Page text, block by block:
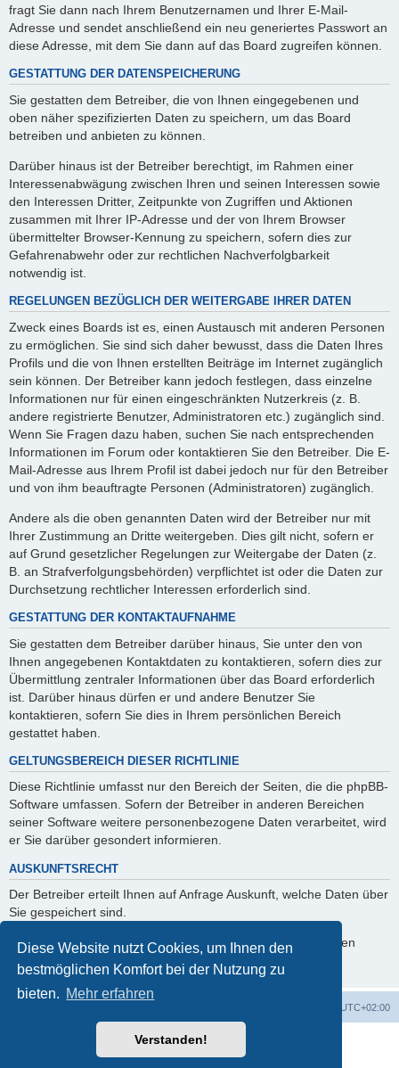
Diese Website nutzt Cookies, um Ihnen den
bestmöglichen Komfort bei der Nutzung zu
bieten. Mehr erfahren
Verstanden!
fragt Sie dann nach Ihrem Benutzernamen und Ihrer E-Mail-
Adresse und sendet anschließend ein neu generiertes Passwort an
diese Adresse, mit dem Sie dann auf das Board zugreifen können.
GESTATTUNG DER DATENSPEICHERUNG
Sie gestatten dem Betreiber, die von Ihnen eingegebenen und
oben näher spezifizierten Daten zu speichern, um das Board
betreiben und anbieten zu können.
Darüber hinaus ist der Betreiber berechtigt, im Rahmen einer
Interessenabwägung zwischen Ihren und seinen Interessen sowie
den Interessen Dritter, Zeitpunkte von Zugriffen und Aktionen
zusammen mit Ihrer IP-Adresse und der von Ihrem Browser
übermittelter Browser-Kennung zu speichern, sofern dies zur
Gefahrenabwehr oder zur rechtlichen Nachverfolgbarkeit
notwendig ist.
REGELUNGEN BEZÜGLICH DER WEITERGABE IHRER DATEN
Zweck eines Boards ist es, einen Austausch mit anderen Personen
zu ermöglichen. Sie sind sich daher bewusst, dass die Daten Ihres
Profils und die von Ihnen erstellten Beiträge im Internet zugänglich
sein können. Der Betreiber kann jedoch festlegen, dass einzelne
Informationen nur für einen eingeschränkten Nutzerkreis (z. B.
andere registrierte Benutzer, Administratoren etc.) zugänglich sind.
Wenn Sie Fragen dazu haben, suchen Sie nach entsprechenden
Informationen im Forum oder kontaktieren Sie den Betreiber. Die E-
Mail-Adresse aus Ihrem Profil ist dabei jedoch nur für den Betreiber
und von ihm beauftragte Personen (Administratoren) zugänglich.
Andere als die oben genannten Daten wird der Betreiber nur mit
Ihrer Zustimmung an Dritte weitergeben. Dies gilt nicht, sofern er
auf Grund gesetzlicher Regelungen zur Weitergabe der Daten (z.
B. an Strafverfolgungsbehörden) verpflichtet ist oder die Daten zur
Durchsetzung rechtlicher Interessen erforderlich sind.
GESTATTUNG DER KONTAKTAUFNAHME
Sie gestatten dem Betreiber darüber hinaus, Sie unter den von
Ihnen angegebenen Kontaktdaten zu kontaktieren, sofern dies zur
Übermittlung zentraler Informationen über das Board erforderlich
ist. Darüber hinaus dürfen er und andere Benutzer Sie
kontaktieren, sofern Sie dies in Ihrem persönlichen Bereich
gestattet haben.
GELTUNGSBEREICH DIESER RICHTLINIE
Diese Richtlinie umfasst nur den Bereich der Seiten, die die phpBB-
Software umfassen. Sofern der Betreiber in anderen Bereichen
seiner Software weitere personenbezogene Daten verarbeitet, wird
er Sie darüber gesondert informieren.
AUSKUNFTSRECHT
Der Betreiber erteilt Ihnen auf Anfrage Auskunft, welche Daten über
Sie gespeichert sind.
Sie können jederzeit die Löschung bzw. Sperrung Ihrer Daten
verlangen. Kontaktieren Sie hierzu bitte den Betreiber.
UTC+02:00
Powered byphpBB® Forum Software © phpBB Limited
phpBB.de